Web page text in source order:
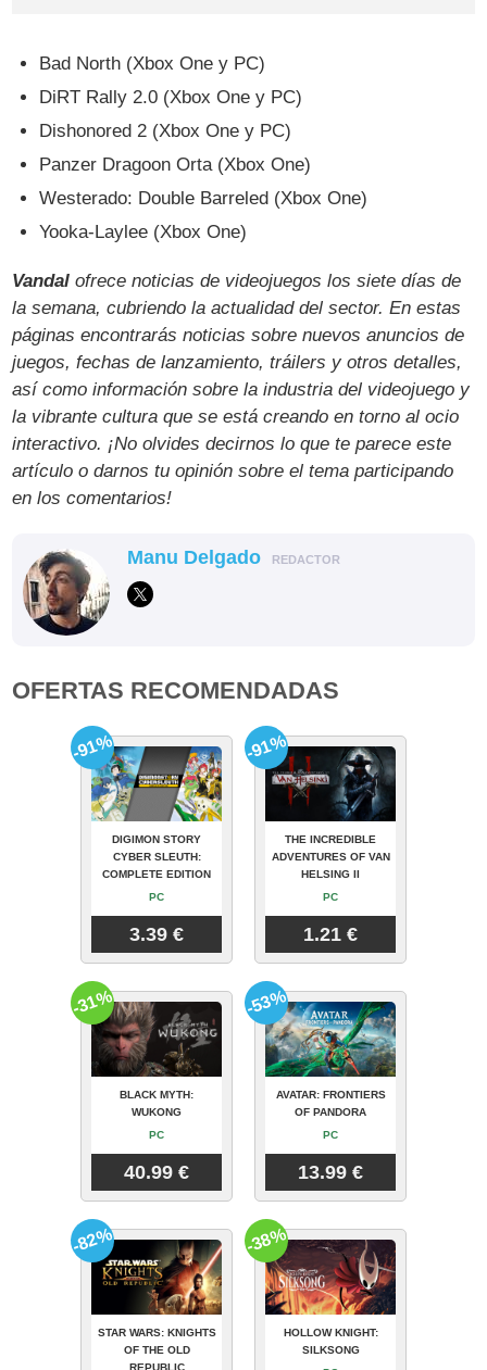
Bad North (Xbox One y PC)
DiRT Rally 2.0 (Xbox One y PC)
Dishonored 2 (Xbox One y PC)
Panzer Dragoon Orta (Xbox One)
Westerado: Double Barreled (Xbox One)
Yooka-Laylee (Xbox One)
Vandal ofrece noticias de videojuegos los siete días de
la semana, cubriendo la actualidad del sector. En estas
páginas encontrarás noticias sobre nuevos anuncios de
juegos, fechas de lanzamiento, tráilers y otros detalles,
así como información sobre la industria del videojuego y
la vibrante cultura que se está creando en torno al ocio
interactivo. ¡No olvides decirnos lo que te parece este
artículo o darnos tu opinión sobre el tema participando
en los comentarios!
Manu Delgado REDACTOR
OFERTAS RECOMENDADAS
DIGIMON STORY
CYBER SLEUTH:
COMPLETE EDITION
PC
3.39 €
-91%
THE INCREDIBLE
ADVENTURES OF VAN
HELSING II
PC
1.21 €
-91%
BLACK MYTH:
WUKONG
PC
40.99 €
-31%
AVATAR: FRONTIERS
OF PANDORA
PC
13.99 €
-53%
STAR WARS: KNIGHTS
OF THE OLD
REPUBLIC
-82%
HOLLOW KNIGHT:
SILKSONG
-38%